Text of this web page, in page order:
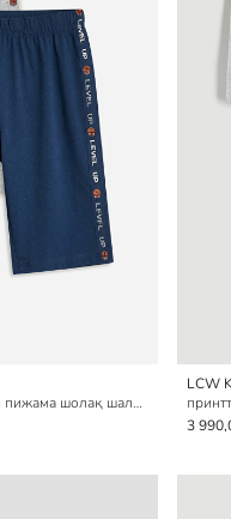
жаны жолақты ұлдарға арналған пижама шолақ шалбар 2 данадан тұратын
LCW
3